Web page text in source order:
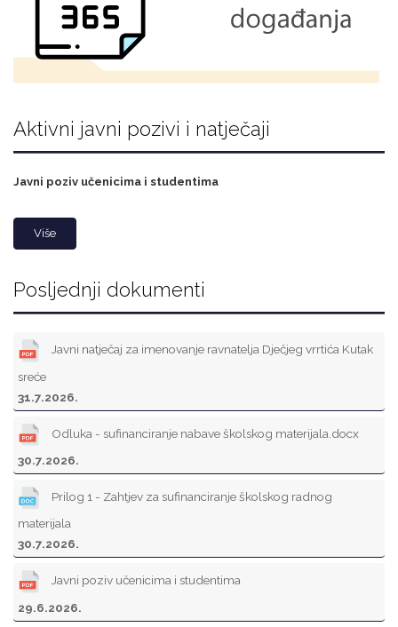
Aktivni javni pozivi i natječaji
Javni poziv učenicima i studentima
Više
Posljednji dokumenti
Javni natječaj za imenovanje ravnatelja Dječjeg vrrtića Kutak
sreće
31.7.2026.
Odluka - sufinanciranje nabave školskog materijala.docx
30.7.2026.
Prilog 1 - Zahtjev za sufinanciranje školskog radnog
materijala
30.7.2026.
Javni poziv učenicima i studentima
29.6.2026.